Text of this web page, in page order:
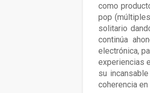
como
pop
solitario
continúa
electrónica,
experiencias
su
coherencia